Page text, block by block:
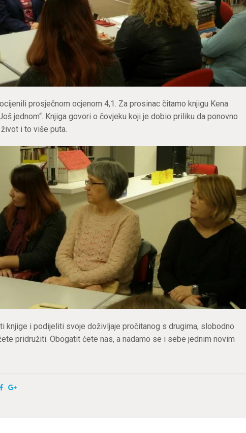
prosječnom ocjenom 4,1. Za prosinac čitamo knjigu Kena
jednom“. Knjiga govori o čovjeku koji je dobio priliku da ponovno
i to više puta.
knjige i podijeliti svoje doživljaje pročitanog s drugima, slobodno
pridružiti. Obogatit ćete nas, a nadamo se i sebe jednim novim